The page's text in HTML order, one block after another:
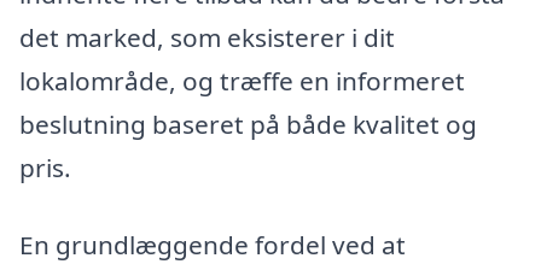
det marked, som eksisterer i dit
lokalområde, og træffe en informeret
beslutning baseret på både kvalitet og
pris.
En grundlæggende fordel ved at